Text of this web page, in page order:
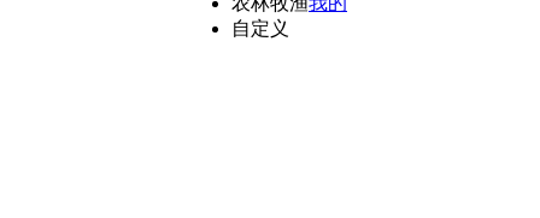
自定义